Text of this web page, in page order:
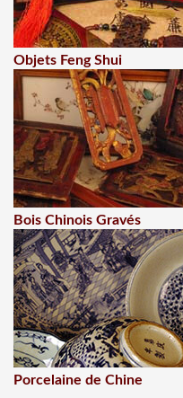
Objets Feng Shui
Bois Chinois Gravés
Porcelaine de Chine